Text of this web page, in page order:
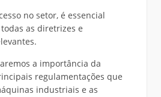
no setor, é essencial
as diretrizes e
a importância da
regulamentações que
industriais e as